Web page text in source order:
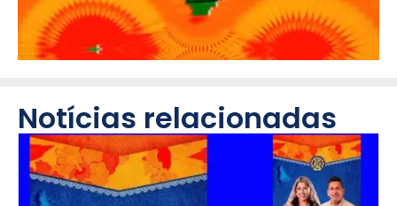
Notícias relacionadas